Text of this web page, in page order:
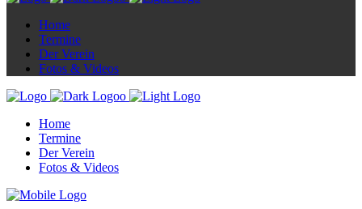
Home
Termine
Der Verein
Fotos & Videos
Home
Termine
Der Verein
Fotos & Videos